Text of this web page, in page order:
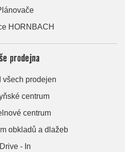
HORNBACH
prodejna
všech prodejen
centrum
centrum
obkladů a dlažeb
Drive - In